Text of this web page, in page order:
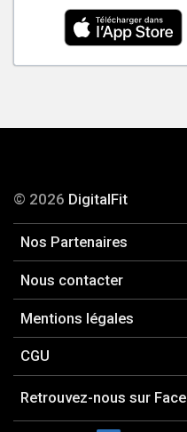
© 2026 DigitalFit
Nos Partenaires
Nous contacter
Mentions légales
CGU
Retrouvez-nous sur